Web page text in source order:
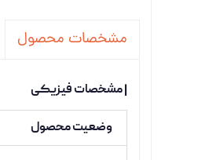
مشخصات محصول
| مشخصات فیزیکی
وضعیت محصول